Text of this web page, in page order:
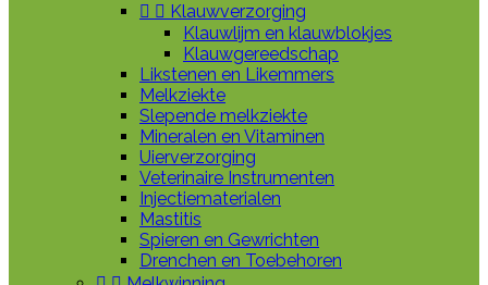
  Klauwverzorging
Klauwlijm en klauwblokjes
Klauwgereedschap
Likstenen en Likemmers
Melkziekte
Slepende melkziekte
Mineralen en Vitaminen
Uierverzorging
Veterinaire Instrumenten
Injectiematerialen
Mastitis
Spieren en Gewrichten
Drenchen en Toebehoren